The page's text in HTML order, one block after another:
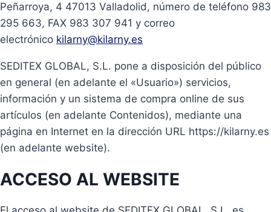
Peñarroya, 4 47013 Valladolid, número de teléfono 983
295 663, FAX 983 307 941 y correo
electrónico kilarny@kilarny.es
SEDITEX GLOBAL, S.L. pone a disposición del público
en general (en adelante el «Usuario») servicios,
información y un sistema de compra online de sus
artículos (en adelante Contenidos), mediante una
página en Internet en la dirección URL https://kilarny.es
(en adelante website).
ACCESO AL WEBSITE